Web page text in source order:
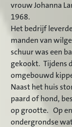
vrouw Johanna
1968.
Het bedrijf
manden van
schuur was een
gekookt. Tijdens
omgebouwd
Naast het huis
paard of hond,
op grootte. Op
ondergrondse